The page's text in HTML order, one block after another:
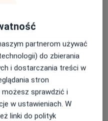
partnerom używać
do zbierania
i dostarczania treści w
stron
sprawdzić i
w ustawieniach. W
linki do polityk